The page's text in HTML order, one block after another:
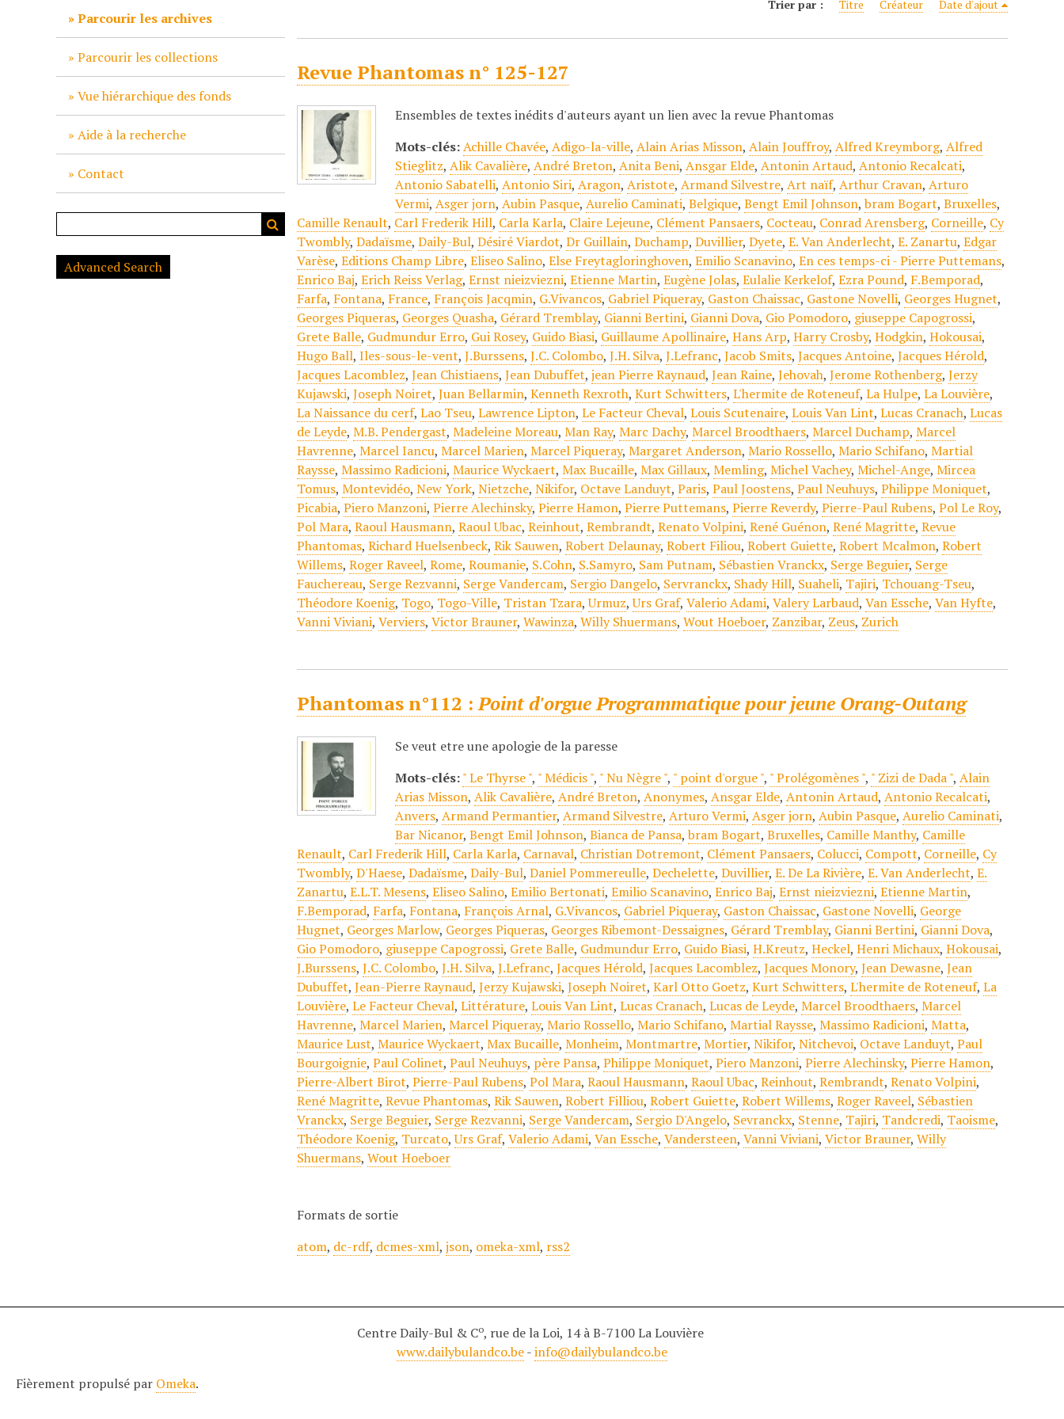
Parcourir les archives
Parcourir les collections
Vue hiérarchique des fonds
Aide à la recherche
Contact
Advanced Search
Trier par : Titre Créateur Date d'ajout
Revue Phantomas n° 125-127
Ensembles de textes inédits d'auteurs ayant un lien avec la revue Phantomas
Mots-clés:Achille Chavée,Adigo-la-ville,Alain Arias Misson,Alain Jouffroy,Alfred Kreymborg,Alfred
Stieglitz,Alik Cavalière,André Breton,Anita Beni,Ansgar Elde,Antonin Artaud,Antonio Recalcati,
Antonio Sabatelli,Antonio Siri,Aragon,Aristote,Armand Silvestre,Art naïf,Arthur Cravan,Arturo
Vermi,Asger jorn,Aubin Pasque,Aurelio Caminati,Belgique,Bengt Emil Johnson,bram Bogart,Bruxelles,
Camille Renault, Carl Frederik Hill, Carla Karla, Claire Lejeune, Clément Pansaers, Cocteau, Conrad Arensberg, Corneille, Cy
Twombly,Dadaïsme,Daily-Bul,Désiré Viardot,Dr Guillain,Duchamp,Duvillier,Dyete,E. Van Anderlecht,E. Zanartu,Edgar
Varèse,Editions Champ Libre,Eliseo Salino,Else Freytagloringhoven,Emilio Scanavino,En ces temps-ci - Pierre Puttemans,
Enrico Baj,Erich Reiss Verlag,Ernst nieizviezni,Etienne Martin,Eugène Jolas,Eulalie Kerkelof,Ezra Pound, F.Bemporad,
Farfa, Fontana, France, François Jacqmin, G.Vivancos, Gabriel Piqueray, Gaston Chaissac, Gastone Novelli, Georges Hugnet,
Georges Piqueras, Georges Quasha, Gérard Tremblay, Gianni Bertini, Gianni Dova, Gio Pomodoro, giuseppe Capogrossi,
Grete Balle, Gudmundur Erro, Gui Rosey, Guido Biasi, Guillaume Apollinaire,Hans Arp,Harry Crosby,Hodgkin,Hokousai,
Hugo Ball,Iles-sous-le-vent,J.Burssens,J.C. Colombo,J.H. Silva,J.Lefranc,Jacob Smits,Jacques Antoine,Jacques Hérold,
Jacques Lacomblez,Jean Chistiaens,Jean Dubuffet,jean Pierre Raynaud,Jean Raine,Jehovah,Jerome Rothenberg,Jerzy
Kujawski,Joseph Noiret,Juan Bellarmin,Kenneth Rexroth,Kurt Schwitters,L'hermite de Roteneuf,La Hulpe,La Louvière,
La Naissance du cerf,Lao Tseu,Lawrence Lipton,Le Facteur Cheval,Louis Scutenaire,Louis Van Lint,Lucas Cranach,Lucas
de Leyde,M.B. Pendergast,Madeleine Moreau,Man Ray,Marc Dachy,Marcel Broodthaers,Marcel Duchamp,Marcel
Havrenne,Marcel Iancu,Marcel Marien,Marcel Piqueray,Margaret Anderson,Mario Rossello,Mario Schifano,Martial
Raysse,Massimo Radicioni,Maurice Wyckaert,Max Bucaille,Max Gillaux,Memling,Michel Vachey,Michel-Ange,Mircea
Tomus,Montevidéo,New York,Nietzche,Nikifor, Octave Landuyt,Paris,Paul Joostens,Paul Neuhuys,Philippe Moniquet,
Picabia,Piero Manzoni,Pierre Alechinsky,Pierre Hamon,Pierre Puttemans,Pierre Reverdy,Pierre-Paul Rubens,Pol Le Roy,
Pol Mara,Raoul Hausmann,Raoul Ubac,Reinhout,Rembrandt,Renato Volpini,René Guénon,René Magritte,Revue
Phantomas,Richard Huelsenbeck,Rik Sauwen,Robert Delaunay,Robert Filiou,Robert Guiette,Robert Mcalmon,Robert
Willems,Roger Raveel,Rome,Roumanie, S.Cohn, S.Samyro, Sam Putnam, Sébastien Vranckx, Serge Beguier, Serge
Fauchereau, Serge Rezvanni, Serge Vandercam, Sergio Dangelo, Servranckx, Shady Hill, Suaheli, Tajiri, Tchouang-Tseu,
Théodore Koenig, Togo, Togo-Ville, Tristan Tzara,Urmuz,Urs Graf,Valerio Adami,Valery Larbaud,Van Essche,Van Hyfte,
Vanni Viviani,Verviers,Victor Brauner,Wawinza,Willy Shuermans,Wout Hoeboer, Zanzibar, Zeus, Zurich
Phantomas n°112 :Point d'orgue Programmatique pour jeune Orang-Outang
Se veut etre une apologie de la paresse
Mots-clés:" Le Thyrse ", " Médicis ", " Nu Nègre ", " point d'orgue ", " Prolégomènes ", " Zizi de Dada ",Alain
Arias Misson,Alik Cavalière,André Breton,Anonymes,Ansgar Elde,Antonin Artaud,Antonio Recalcati,
Anvers,Armand Permantier,Armand Silvestre,Arturo Vermi,Asger jorn,Aubin Pasque,Aurelio Caminati,
Bar Nicanor,Bengt Emil Johnson,Bianca de Pansa,bram Bogart,Bruxelles, Camille Manthy, Camille
Renault, Carl Frederik Hill, Carla Karla, Carnaval, Christian Dotremont, Clément Pansaers, Colucci, Compott, Corneille, Cy
Twombly,D'Haese,Dadaïsme,Daily-Bul,Daniel Pommereulle,Dechelette,Duvillier,E. De La Rivière,E. Van Anderlecht,E.
Zanartu,E.L.T. Mesens,Eliseo Salino,Emilio Bertonati,Emilio Scanavino,Enrico Baj,Ernst nieizviezni,Etienne Martin,
F.Bemporad, Farfa, Fontana, François Arnal, G.Vivancos, Gabriel Piqueray, Gaston Chaissac, Gastone Novelli, George
Hugnet, Georges Marlow, Georges Piqueras, Georges Ribemont-Dessaignes, Gérard Tremblay, Gianni Bertini, Gianni Dova,
Gio Pomodoro, giuseppe Capogrossi, Grete Balle, Gudmundur Erro, Guido Biasi,H.Kreutz,Heckel,Henri Michaux,Hokousai,
J.Burssens,J.C. Colombo,J.H. Silva,J.Lefranc,Jacques Hérold,Jacques Lacomblez,Jacques Monory,Jean Dewasne,Jean
Dubuffet,Jean-Pierre Raynaud,Jerzy Kujawski,Joseph Noiret,Karl Otto Goetz,Kurt Schwitters,L'hermite de Roteneuf,La
Louvière,Le Facteur Cheval,Littérature,Louis Van Lint,Lucas Cranach,Lucas de Leyde,Marcel Broodthaers,Marcel
Havrenne,Marcel Marien,Marcel Piqueray,Mario Rossello,Mario Schifano,Martial Raysse,Massimo Radicioni,Matta,
Maurice Lust,Maurice Wyckaert,Max Bucaille,Monheim,Montmartre,Mortier,Nikifor,Nitchevoi, Octave Landuyt,Paul
Bourgoignie,Paul Colinet,Paul Neuhuys, père Pansa,Philippe Moniquet,Piero Manzoni,Pierre Alechinsky,Pierre Hamon,
Pierre-Albert Birot,Pierre-Paul Rubens,Pol Mara,Raoul Hausmann,Raoul Ubac,Reinhout,Rembrandt,Renato Volpini,
René Magritte,Revue Phantomas,Rik Sauwen,Robert Filliou,Robert Guiette,Robert Willems,Roger Raveel, Sébastien
Vranckx, Serge Beguier, Serge Rezvanni, Serge Vandercam, Sergio D'Angelo, Sevranckx, Stenne, Tajiri, Tandcredi, Taoisme,
Théodore Koenig, Turcato,Urs Graf,Valerio Adami,Van Essche,Vandersteen,Vanni Viviani,Victor Brauner,Willy
Shuermans,Wout Hoeboer
Formats de sortie
atom, dc-rdf, dcmes-xml,json, omeka-xml, rss2
Centre Daily-Bul & Co, rue de la Loi, 14 à B-7100 La Louvière
www.dailybulandco.be-info@dailybulandco.be
Fièrement propulsé par Omeka.